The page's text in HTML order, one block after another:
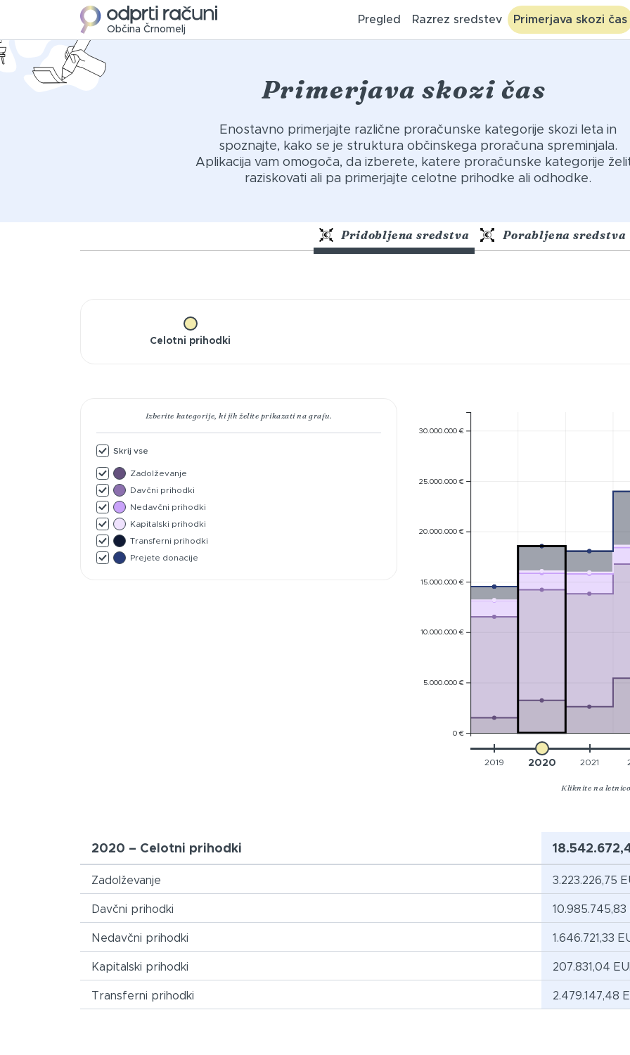
Občina Črnomelj
Pregled Razrez sredstev Primerjava skozi čas
Primerjava skozi čas
Enostavno primerjajte različne proračunske kategorije skozi leta in
spoznajte, kako se je struktura občinskega proračuna spreminjala.
Aplikacija vam omogoča, da izberete, katere proračunske kategorije
raziskovati ali pa primerjajte celotne prihodke ali odhodke.
Pridobljena sredstva Porabljena sredstva
Celotni prihodki
Izberite kategorije, ki jih želite prikazati na grafu.
Skrij vse
Zadolževanje
Davčni prihodki
Nedavčni prihodki
Kapitalski prihodki
Transferni prihodki
Prejete donacije
0 €
5.000.000 €
10.000.000 €
15.000.000 €
20.000.000 €
25.000.000 €
30.000.000 €
2019 2020 2021
Kliknite na
2020 – Celotni prihodki
Zadolževanje 3.223.226,75
Davčni prihodki 10.985.745,83
Nedavčni prihodki 1.646.721,33
Kapitalski prihodki 207.831,04
Transferni prihodki 2.479.147,48